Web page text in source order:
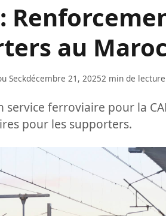
:
au
Seckdécembre 21, 20252 min de lecture
service ferroviaire pour la
pour les supporters.